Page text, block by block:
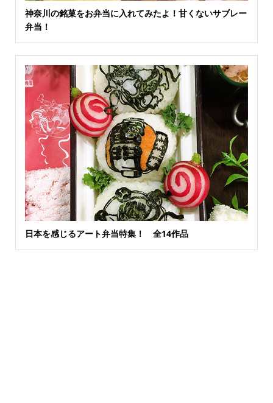
神奈川の銘菓をお弁当に入れてみたよ！甘くないサブレー
弁当！
日本を感じるアート弁当特集！ 全14作品